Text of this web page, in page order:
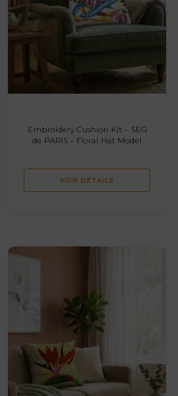
Embroidery Cushion Kit – SEG
de PARIS – Floral Hat Model
VOIR DÉTAILS